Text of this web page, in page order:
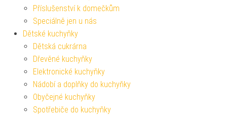
Příslušenství k domečkům
Speciálně jen u nás
Dětské kuchyňky
Dětská cukrárna
Dřevěné kuchyňky
Elektronické kuchyňky
Nádobí a doplňky do kuchyňky
Obyčejné kuchyňky
Spotřebiče do kuchyňky